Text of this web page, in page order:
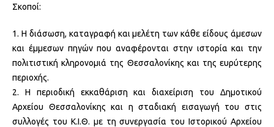
Σκοποί:
Η διάσωση, καταγραφή και μελέτη των κάθε είδους άμεσων
και έμμεσων πηγών που αναφέρονται στην ιστορία και την
πολιτιστική κληρονομιά της Θεσσαλονίκης και της ευρύτερης
περιοχής.
Η περιοδική εκκαθάριση και διαχείριση του Δημοτικού
Αρχείου Θεσσαλονίκης και η σταδιακή εισαγωγή του στις
συλλογές του Κ.Ι.Θ. με τη συνεργασία του Ιστορικού Αρχείου